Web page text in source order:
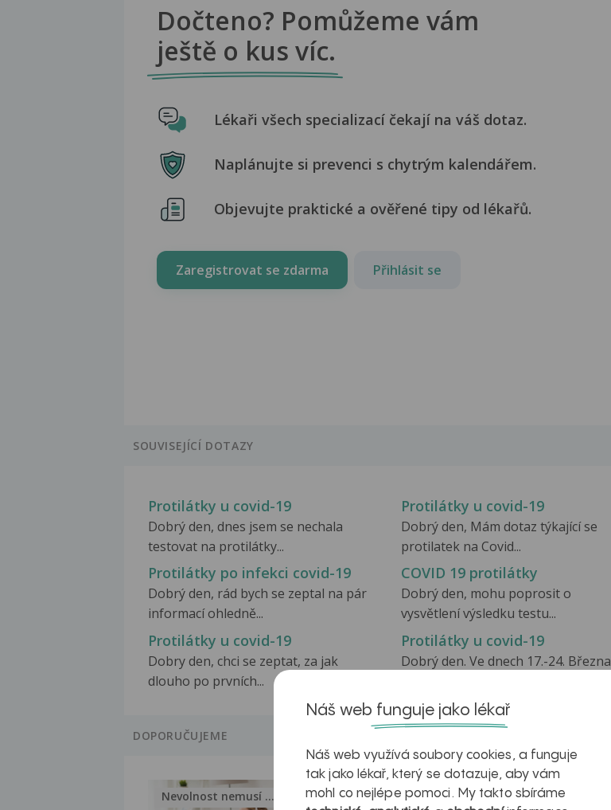
Dočteno? Pomůžeme vám
ještě o kus víc.
Lékaři všech specializací čekají na váš dotaz.
Naplánujte si prevenci s chytrým kalendářem.
Objevujte praktické a ověřené tipy od lékařů.
Zaregistrovat se zdarma Přihlásit se
SOUVISEJÍCÍ DOTAZY
Protilátky u covid-19
Dobrý den, dnes jsem se nechala
testovat na protilátky...
Protilátky u covid-19
Dobrý den, Mám dotaz týkající se
protilatek na Covid...
Protilátky po infekci covid-19
Dobrý den, rád bych se zeptal na pár
informací ohledně...
COVID 19 protilátky
Dobrý den, mohu poprosit o
vysvětlení výsledku testu...
Protilátky u covid-19
Dobry den, chci se zeptat, za jak
dlouho po prvních...
Protilátky u covid-19
Dobrý den. Ve dnech 17.-24. Března
DOPORUČUJEME
Nevolnost nemusí být nutnou... Jak na zdravá játra?
Náš web funguje jako lékař
Náš web využívá soubory cookies, a funguje
tak jako lékař, který se dotazuje, aby vám
mohl co nejlépe pomoci. My takto sbíráme